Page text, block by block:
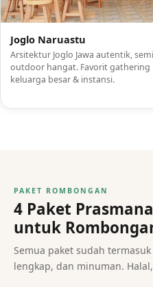
Joglo Naruastu
Arsitektur Joglo Jawa autentik,
outdoor hangat. Favorit gathering
keluarga besar & instansi.
PAKET ROMBONGAN
4 Paket
untuk
Semua paket sudah
lengkap, dan minuman.